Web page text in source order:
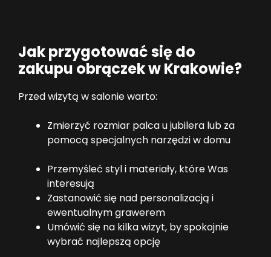
Jak przygotować się do
zakupu obrączek w Krakowie?
Przed wizytą w salonie warto:
Zmierzyć rozmiar palca u jubilera lub za
pomocą specjalnych narzędzi w domu
Przemyśleć styl i materiały, które Was
interesują
Zastanowić się nad personalizacją i
ewentualnym grawerem
Umówić się na kilka wizyt, by spokojnie
wybrać najlepszą opcję